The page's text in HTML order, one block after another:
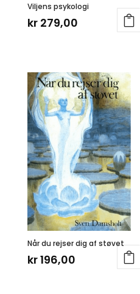
Viljens psykologi
kr279,00
Når du rejser dig af støvet
kr196,00